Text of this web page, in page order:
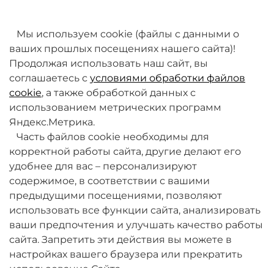
О компании
Товары и услуги
+7 (495) 789-38-95
09:00 - 18:00 (будни, по МСК)
Мы используем cookie (файлы с данными о
ваших прошлых посещениях нашего сайта)!
Продолжая использовать наш сайт, вы
соглашаетесь с условиями обработки файлов
cookie, а также обработкой данных с
использованием метрических программ
Яндекс.Метрика.
Часть файлов cookie необходимы для
корректной работы сайта, другие делают его
удобнее для вас – персонализируют
содержимое, в соответствии с вашими
предыдущими посещениями, позволяют
использовать все функции сайта, анализировать
ваши предпочтения и улучшать качество работы
сайта. Запретить эти действия вы можете в
настройках вашего браузера или прекратить